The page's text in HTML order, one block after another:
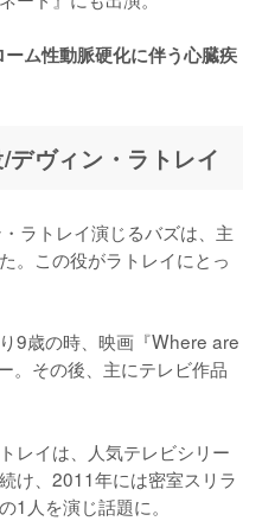
ム性動脈硬化に伴う心臓疾
デヴィン・ラトレイ
ラトレイ演じるバズは、主
。この役がラトレイにとっ
9歳の時、映画『Where are
。その後、主にテレビ作品
レイは、人気テレビシリー
け、2011年には密室スリラ
1人を演じ話題に。